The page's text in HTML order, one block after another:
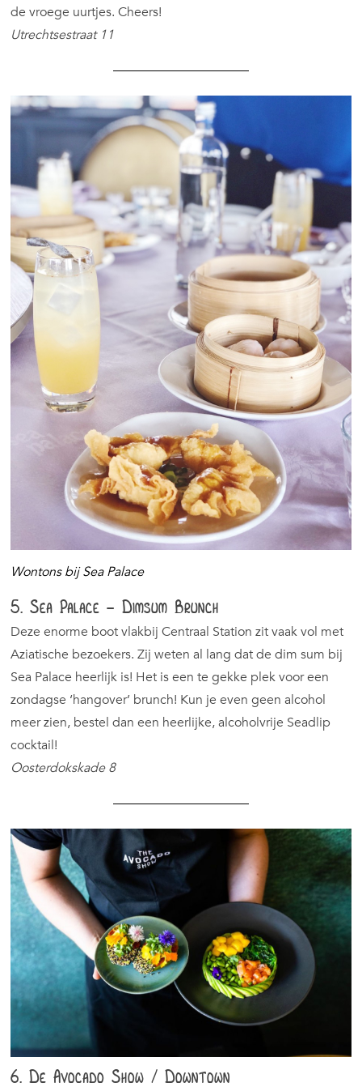
de vroege uurtjes. Cheers!
Utrechtsestraat 11
Wontons bij Sea Palace
5. Sea Palace – Dimsum Brunch
Deze enorme boot vlakbij Centraal Station zit vaak vol met
Aziatische bezoekers. Zij weten al lang dat de dim sum bij
Sea Palace heerlijk is! Het is een te gekke plek voor een
zondagse ‘hangover’ brunch! Kun je even geen alcohol
meer zien, bestel dan een heerlijke, alcoholvrije Seadlip
cocktail!
Oosterdokskade 8
6. De Avocado Show / Downtown